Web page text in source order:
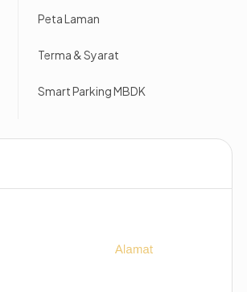
Peta Laman
Terma & Syarat
Smart Parking MBDK